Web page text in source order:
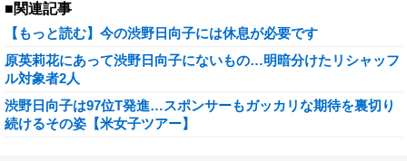
■関連記事
【もっと読む】今の渋野日向子には休息が必要です
原英莉花にあって渋野日向子にないもの…明暗分けたリシャッフ
ル対象者2人
渋野日向子は97位T発進…スポンサーもガッカリな期待を裏切り
続けるその姿【米女子ツアー】